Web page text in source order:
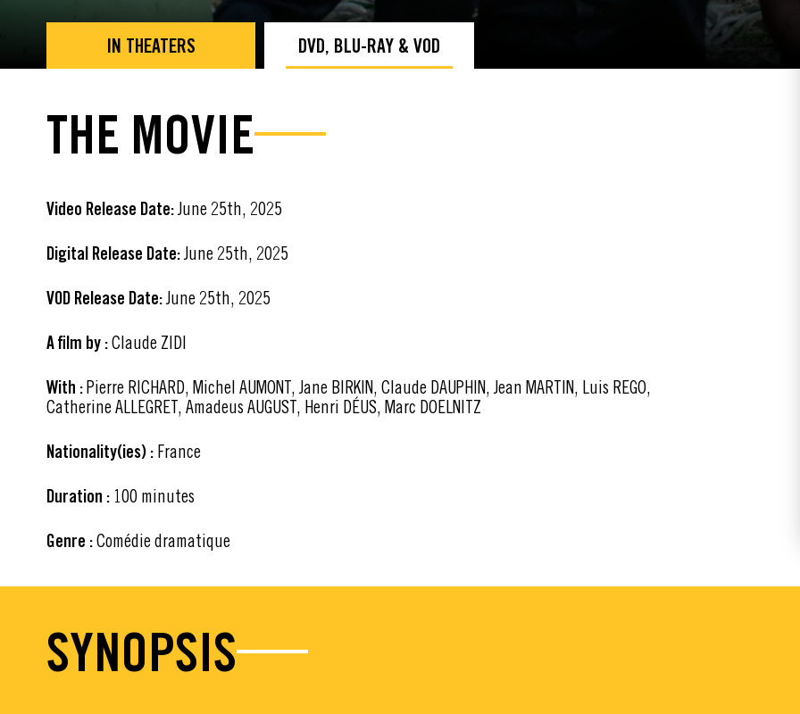
IN THEATERS DVD, BLU-RAY & VOD
THE MOVIE
Video Release Date:June 25th, 2025
Digital Release Date:June 25th, 2025
VOD Release Date:June 25th, 2025
A film by :Claude ZIDI
With :Pierre RICHARD, Michel AUMONT, Jane BIRKIN, Claude DAUPHIN, Jean MARTIN, Luis REGO,
Catherine ALLEGRET, Amadeus AUGUST, Henri DÉUS, Marc DOELNITZ
Nationality(ies) : France
Duration : 100 minutes
Genre :Comédie dramatique
SYNOPSIS